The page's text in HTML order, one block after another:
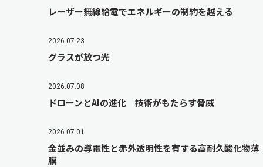
レーザー無線給電でエネルギーの制約を越える
2026.07.23
グラスが放つ光
2026.07.08
ドローンとAIの進化 技術がもたらす脅威
2026.07.01
金並みの導電性と赤外透明性を有する高耐久酸化物薄
膜